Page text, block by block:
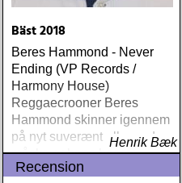
Bäst 2018
Beres Hammond - Never
Ending (VP Records /
Harmony House)
Reggaecrooner Beres
Hammond skinner igennem
på nyt suverænt album, der
måske er hans bedste
gennem tiderne
Henrik Bæk
Recension